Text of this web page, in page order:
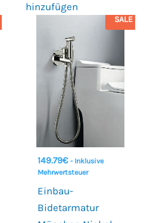
hinzufügen
SALE
149.79€ - Inklusive
Mehrwertsteuer
Einbau-
Bidetarmatur